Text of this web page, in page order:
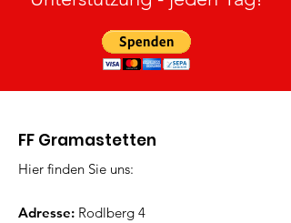
FF Gramastetten
Hier finden Sie uns:
Adresse: Rodlberg 4